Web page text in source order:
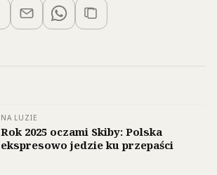
NA LUZIE
Rok 2025 oczami Skiby: Polska
ekspresowo jedzie ku przepaści